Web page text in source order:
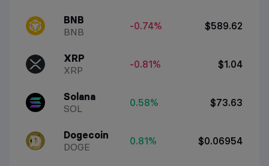
BNB
BNB
-0.74% $589.62
XRP
XRP
-0.81% $1.04
Solana
SOL
0.58% $73.63
Dogecoin
DOGE
0.81% $0.06954